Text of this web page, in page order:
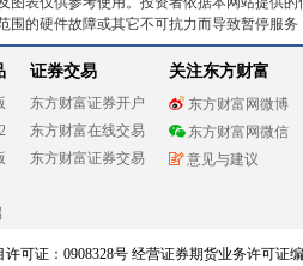
围的硬件故障或其它不可抗力而导致暂停服